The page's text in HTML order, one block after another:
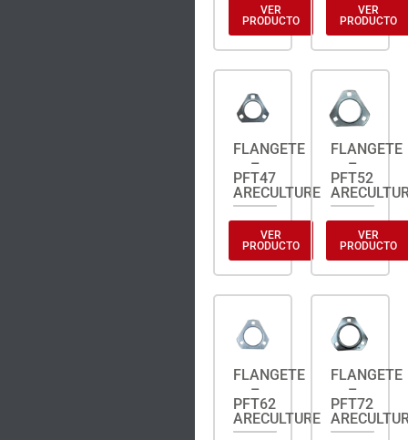
VER
PRODUCTO
VER
PRODUCTO
FLANGETE
–
PFT47
ARECULTURE
VER
PRODUCTO
FLANGETE
–
PFT52
VER
PRODUCTO
FLANGETE
–
PFT62
ARECULTURE
FLANGETE
–
PFT72